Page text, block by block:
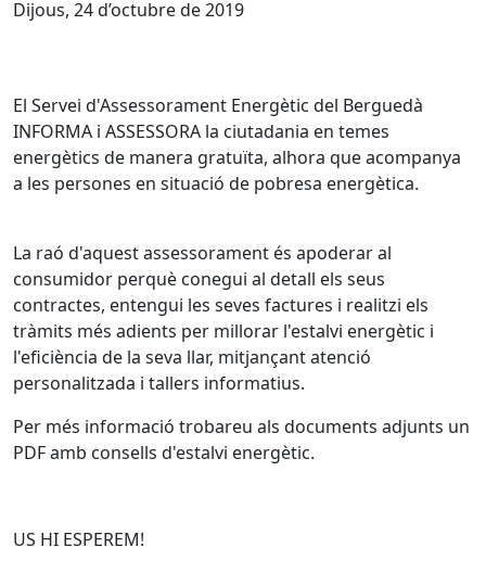
Dijous, 24 d’octubre de 2019
El Servei d'Assessorament Energètic del Berguedà
INFORMA i ASSESSORA la ciutadania en temes
energètics de manera gratuïta, alhora que acompanya
a les persones en situació de pobresa energètica.
La raó d'aquest assessorament és apoderar al
consumidor perquè conegui al detall els seus
contractes, entengui les seves factures i realitzi els
tràmits més adients per millorar l'estalvi energètic i
l'eficiència de la seva llar, mitjançant atenció
personalitzada i tallers informatius.
Per més informació trobareu als documents adjunts un
PDF amb consells d'estalvi energètic.
US HI ESPEREM!